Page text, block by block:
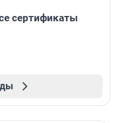
сертификаты